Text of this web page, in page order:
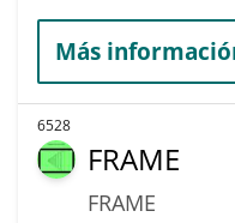
Más
6528
FRAME
FRAME